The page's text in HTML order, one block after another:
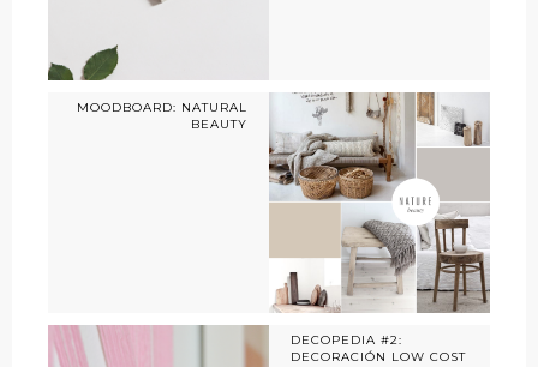
MOODBOARD: NATURAL
BEAUTY
DECOPEDIA #2:
DECORACIÓN LOW COST